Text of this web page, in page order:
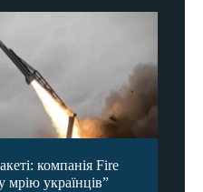
компанія Fire
мрію українців”